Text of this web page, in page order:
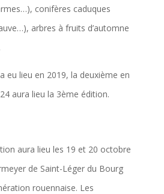
conifères caduques
arbres à fruits d’automne
eu lieu en 2019, la deuxième en
aura lieu la 3ème édition.
aura lieu les 19 et 20 octobre
de Saint-Léger du Bourg
rouennaise. Les